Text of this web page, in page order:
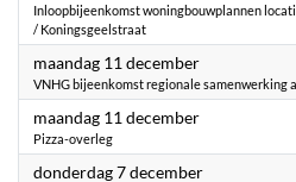
Inloopbijeenkomst woningbouwplannen
/ Koningsgeelstraat
maandag 11 december2023
VNHG bijeenkomst regionale samenwerking
maandag 11 december2023
Pizza-overleg
donderdag 7 december2023